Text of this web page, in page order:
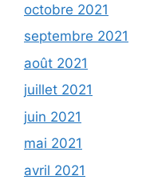
octobre 2021
septembre 2021
août 2021
juillet 2021
juin 2021
mai 2021
avril 2021